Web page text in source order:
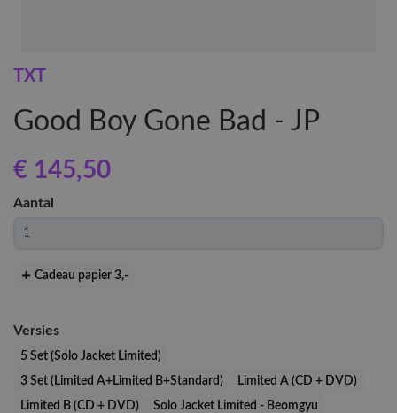
TXT
Good Boy Gone Bad - JP
€ 145,50
Aantal
Cadeau papier 3,-
Versies
5 Set (Solo Jacket Limited)
3 Set (Limited A+Limited B+Standard)
Limited A (CD + DVD)
Limited B (CD + DVD)
Solo Jacket Limited - Beomgyu